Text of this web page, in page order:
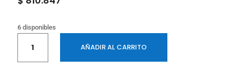
6 disponibles
Bose
Soundlink
AÑADIR AL CARRITO